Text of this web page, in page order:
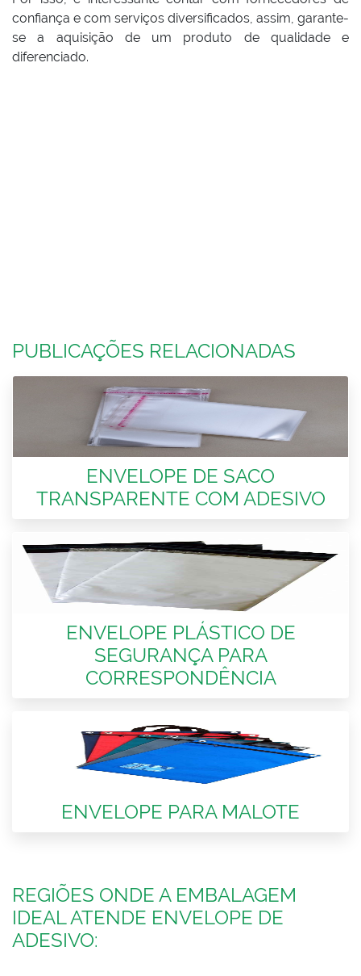
confiança e com serviços diversificados, assim, garante-
se a aquisição de um produto de qualidade e
diferenciado.
PUBLICAÇÕES RELACIONADAS
ENVELOPE DE SACO
TRANSPARENTE COM ADESIVO
ENVELOPE PLÁSTICO DE
SEGURANÇA PARA
CORRESPONDÊNCIA
ENVELOPE PARA MALOTE
REGIÕES ONDE A EMBALAGEM
IDEAL ATENDE ENVELOPE DE
ADESIVO: